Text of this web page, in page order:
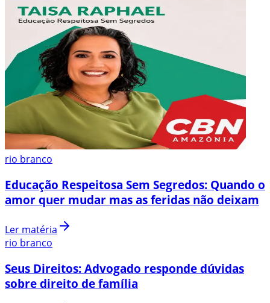
rio branco
Educação Respeitosa Sem Segredos: Quando o
amor quer mudar mas as feridas não deixam
Ler matéria
rio branco
Seus Direitos: Advogado responde dúvidas
sobre direito de família